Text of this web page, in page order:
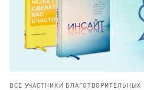
ВСЕ УЧАСТНИКИ